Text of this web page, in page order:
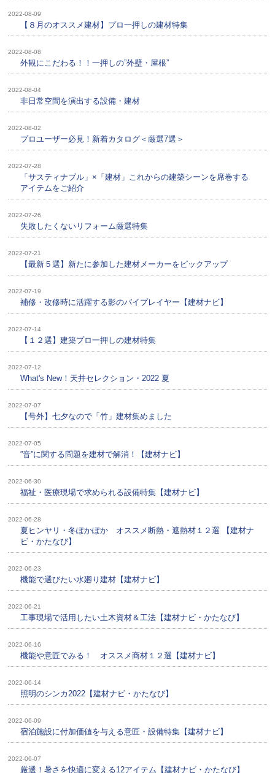
2022-08-09
【８月のオススメ建材】プロ一押しの建材特集
2022-08-08
外観にこだわる！！一押しの”外壁・屋根”
2022-08-04
非日常空間を演出する設備・建材
2022-08-02
プロユーザー必見！新着カタログ＜厳選7選＞
2022-07-28
「サスティナブル」×「建材」これからの建築シーンを席巻する
アイテムをご紹介
2022-07-26
失敗したくないリフォーム厳選特集
2022-07-21
【最新５選】新たに参加した建材メーカーをピックアップ
2022-07-19
補修・改修時に活躍する影のバイプレイヤー【建材ナビ】
2022-07-14
【１２選】建築プロ一押しの建材特集
2022-07-12
What's New！天井セレクション・2022 夏
2022-07-07
【号外】七夕なので「竹」建材集めました
2022-07-05
”音”に関する問題を建材で解消！【建材ナビ】
2022-06-30
福祉・医療現場で求められる設備特集【建材ナビ】
2022-06-28
夏ヒンヤリ・冬ぽかぽか オススメ断熱・遮熱材１２選 【建材ナ
ビ・かたなび】
2022-06-23
機能で選びたい水廻り建材【建材ナビ】
2022-06-21
工事現場で活用したい土木資材＆工法【建材ナビ・かたなび】
2022-06-16
機能や意匠でみる！ オススメ商材１２選【建材ナビ】
2022-06-14
照明のシンカ2022【建材ナビ・かたなび】
2022-06-09
宿泊施設に付加価値を与える意匠・設備特集【建材ナビ】
2022-06-07
厳選！暑さを快適に変える12アイテム【建材ナビ・かたなび】